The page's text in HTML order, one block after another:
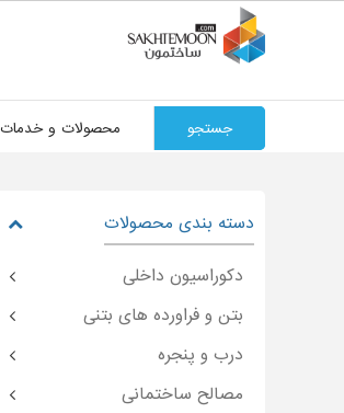
جستجو محصولات و خدمات
دسته بندی محصولات
دکوراسیون داخلی
بتن و فراورده های بتنی
درب و پنجره
مصالح ساختمانی